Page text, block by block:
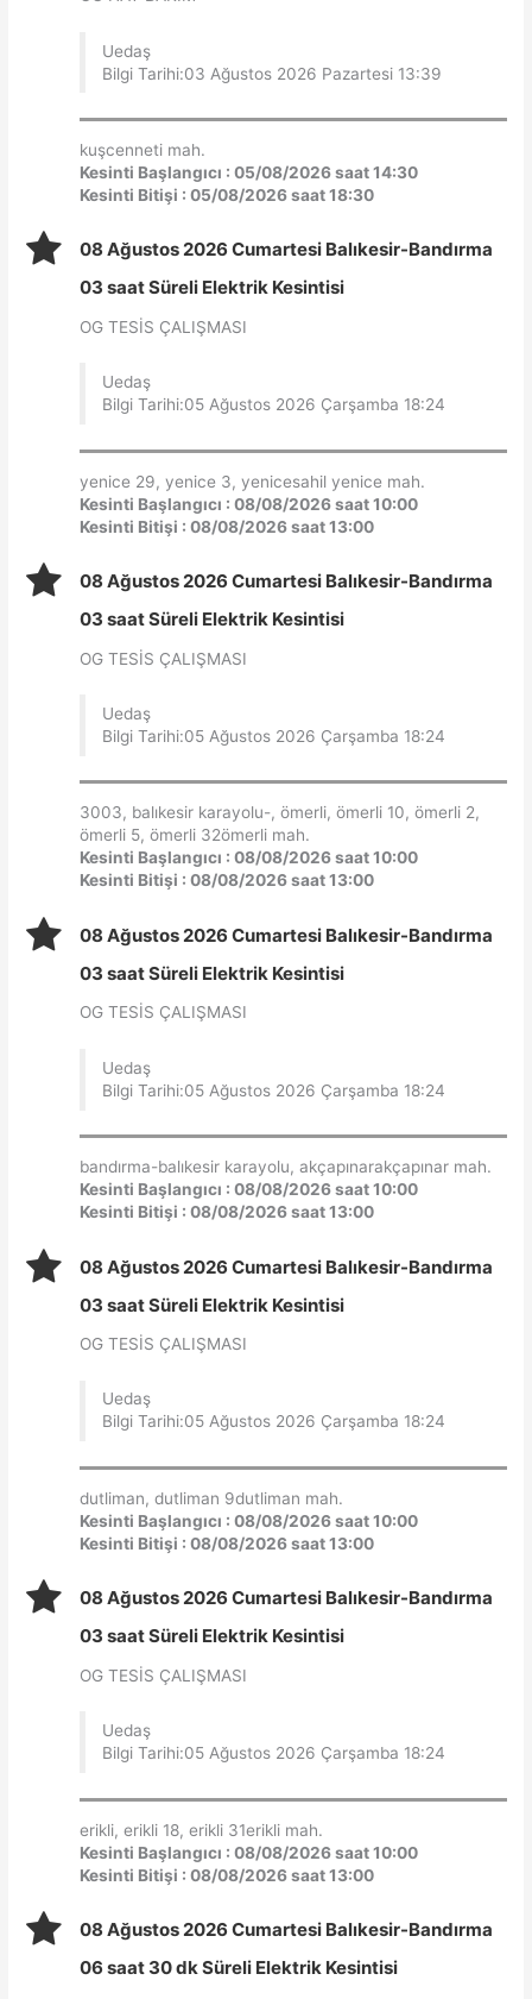
Uedaş
Bilgi Tarihi:03 Ağustos 2026 Pazartesi 13:39
kuşcenneti mah.
Kesinti Başlangıcı : 05/08/2026 saat 14:30
Kesinti Bitişi : 05/08/2026 saat 18:30
08 Ağustos 2026 Cumartesi Balıkesir-Bandırma
03 saat Süreli Elektrik Kesintisi
OG TESİS ÇALIŞMASI
Uedaş
Bilgi Tarihi:05 Ağustos 2026 Çarşamba 18:24
yenice 29, yenice 3, yenicesahil yenice mah.
Kesinti Başlangıcı : 08/08/2026 saat 10:00
Kesinti Bitişi : 08/08/2026 saat 13:00
08 Ağustos 2026 Cumartesi Balıkesir-Bandırma
03 saat Süreli Elektrik Kesintisi
OG TESİS ÇALIŞMASI
Uedaş
Bilgi Tarihi:05 Ağustos 2026 Çarşamba 18:24
3003, balıkesir karayolu-, ömerli, ömerli 10, ömerli 2,
ömerli 5, ömerli 32ömerli mah.
Kesinti Başlangıcı : 08/08/2026 saat 10:00
Kesinti Bitişi : 08/08/2026 saat 13:00
08 Ağustos 2026 Cumartesi Balıkesir-Bandırma
03 saat Süreli Elektrik Kesintisi
OG TESİS ÇALIŞMASI
Uedaş
Bilgi Tarihi:05 Ağustos 2026 Çarşamba 18:24
bandırma-balıkesir karayolu, akçapınarakçapınar mah.
Kesinti Başlangıcı : 08/08/2026 saat 10:00
Kesinti Bitişi : 08/08/2026 saat 13:00
08 Ağustos 2026 Cumartesi Balıkesir-Bandırma
03 saat Süreli Elektrik Kesintisi
OG TESİS ÇALIŞMASI
Uedaş
Bilgi Tarihi:05 Ağustos 2026 Çarşamba 18:24
dutliman, dutliman 9dutliman mah.
Kesinti Başlangıcı : 08/08/2026 saat 10:00
Kesinti Bitişi : 08/08/2026 saat 13:00
08 Ağustos 2026 Cumartesi Balıkesir-Bandırma
03 saat Süreli Elektrik Kesintisi
OG TESİS ÇALIŞMASI
Uedaş
Bilgi Tarihi:05 Ağustos 2026 Çarşamba 18:24
erikli, erikli 18, erikli 31erikli mah.
Kesinti Başlangıcı : 08/08/2026 saat 10:00
Kesinti Bitişi : 08/08/2026 saat 13:00
08 Ağustos 2026 Cumartesi Balıkesir-Bandırma
06 saat 30 dk Süreli Elektrik Kesintisi